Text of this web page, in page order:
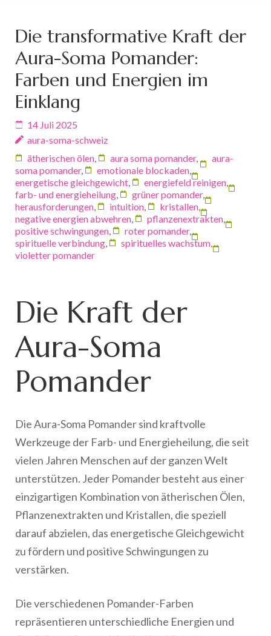
Die transformative Kraft der
Aura-Soma Pomander:
Farben und Energien im
Einklang
14 Juli 2025
aura-soma-schweiz
ätherischen ölen
aura soma pomander,
aura-
soma pomander, emotionale blockaden
energetische gleichgewicht
energiefeld reinigen
farb- und energieheilung
grüner pomander,
herausforderungen
intuition kristallen
negative energien abwehren
pflanzenextrakten
positive schwingungen
roter pomander,
spirituelle verbindung
spirituelles wachstum
violetter pomander
Die Kraft der
Aura-Soma
Pomander
Die Aura-Soma Pomander sind kraftvolle
Werkzeuge der Farb- und Energieheilung, die seit
vielen Jahren Menschen auf der ganzen Welt
unterstützen. Jeder Pomander besteht aus einer
einzigartigen Kombination von ätherischen Ölen,
Pflanzenextrakten und Kristallen, die speziell
darauf abzielen, das energetische Gleichgewicht
zu fördern und positive Schwingungen zu
verstärken.
Die verschiedenen Pomander-Farben
repräsentieren unterschiedliche Energien und